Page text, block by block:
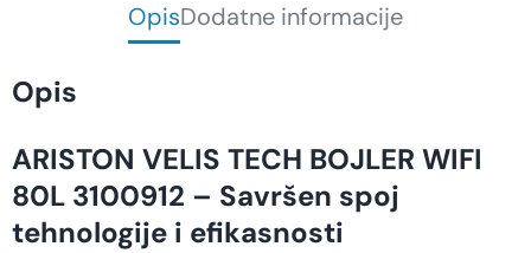
OpisDodatne informacije
Opis
ARISTON VELIS TECH BOJLER WIFI
80L 3100912 – Savršen spoj
tehnologije i efikasnosti